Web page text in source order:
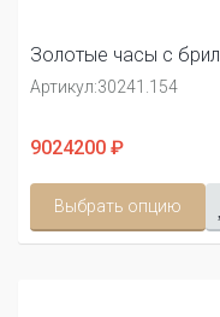
Золотые часы с
Артикул:30241.154
9024200 ₽
Выбрать опцию